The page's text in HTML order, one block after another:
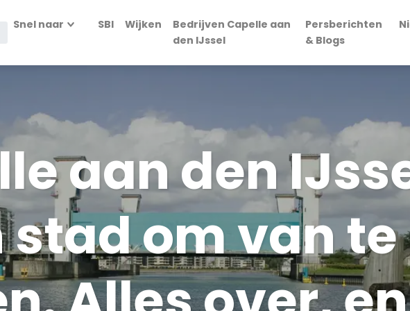
Snel naar SBI Wijken
Bedrijven Capelle aan
den IJssel
Persberichten
& Blogs
aan den
stad om van te